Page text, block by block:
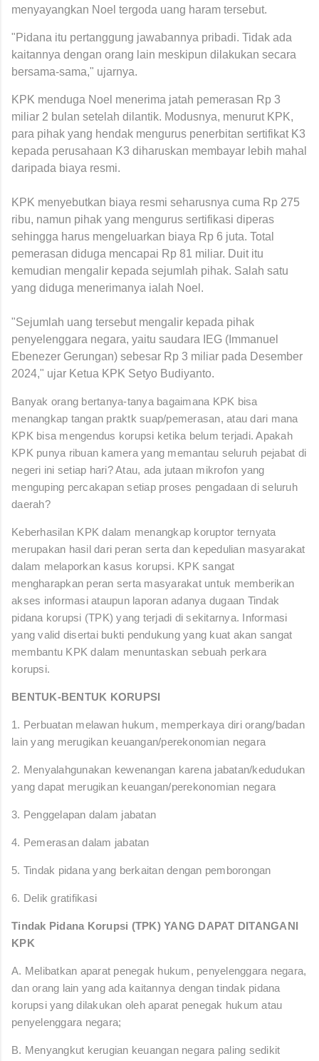
menyayangkan Noel tergoda uang haram tersebut.
"Pidana itu pertanggung jawabannya pribadi. Tidak ada
kaitannya dengan orang lain meskipun dilakukan secara
bersama-sama," ujarnya.
KPK menduga Noel menerima jatah pemerasan Rp 3
miliar 2 bulan setelah dilantik. Modusnya, menurut KPK,
para pihak yang hendak mengurus penerbitan sertifikat K3
kepada perusahaan K3 diharuskan membayar lebih mahal
daripada biaya resmi.
KPK menyebutkan biaya resmi seharusnya cuma Rp 275
ribu, namun pihak yang mengurus sertifikasi diperas
sehingga harus mengeluarkan biaya Rp 6 juta. Total
pemerasan diduga mencapai Rp 81 miliar. Duit itu
kemudian mengalir kepada sejumlah pihak. Salah satu
yang diduga menerimanya ialah Noel.
"Sejumlah uang tersebut mengalir kepada pihak
penyelenggara negara, yaitu saudara IEG (Immanuel
Ebenezer Gerungan) sebesar Rp 3 miliar pada Desember
2024," ujar Ketua KPK Setyo Budiyanto.
Banyak orang bertanya-tanya bagaimana KPK bisa
menangkap tangan praktk suap/pemerasan, atau dari mana
KPK bisa mengendus korupsi ketika belum terjadi. Apakah
KPK punya ribuan kamera yang memantau seluruh pejabat di
negeri ini setiap hari? Atau, ada jutaan mikrofon yang
menguping percakapan setiap proses pengadaan di seluruh
daerah?
Keberhasilan KPK dalam menangkap koruptor ternyata
merupakan hasil dari peran serta dan kepedulian masyarakat
dalam melaporkan kasus korupsi. KPK sangat
mengharapkan peran serta masyarakat untuk memberikan
akses informasi ataupun laporan adanya dugaan Tindak
pidana korupsi (TPK) yang terjadi di sekitarnya. Informasi
yang valid disertai bukti pendukung yang kuat akan sangat
membantu KPK dalam menuntaskan sebuah perkara
korupsi.
BENTUK-BENTUK KORUPSI
1. Perbuatan melawan hukum, memperkaya diri orang/badan
lain yang merugikan keuangan/perekonomian negara
2. Menyalahgunakan kewenangan karena jabatan/kedudukan
yang dapat merugikan keuangan/perekonomian negara
3. Penggelapan dalam jabatan
4. Pemerasan dalam jabatan
5. Tindak pidana yang berkaitan dengan pemborongan
6. Delik gratifikasi
Tindak Pidana Korupsi (TPK) YANG DAPAT DITANGANI
KPK
A. Melibatkan aparat penegak hukum, penyelenggara negara,
dan orang lain yang ada kaitannya dengan tindak pidana
korupsi yang dilakukan oleh aparat penegak hukum atau
penyelenggara negara;
B. Menyangkut kerugian keuangan negara paling sedikit